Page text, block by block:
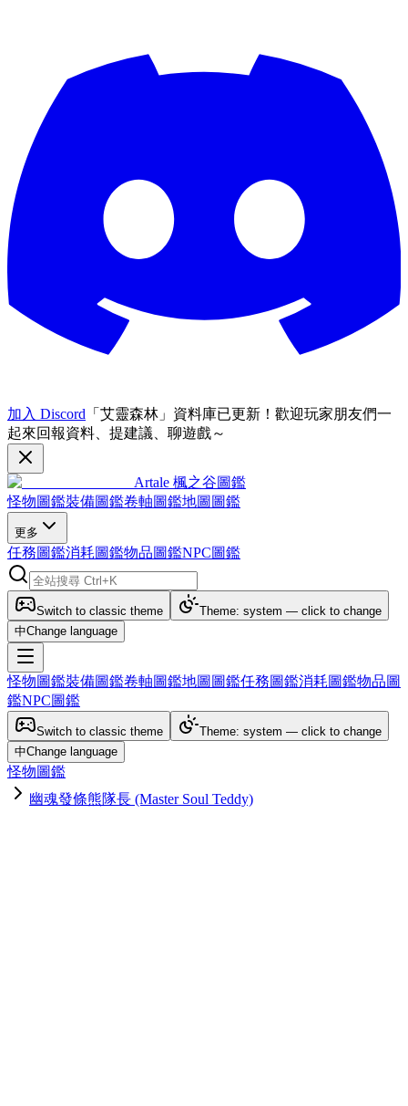
加入 Discord 「艾靈森林」資料庫已更新！歡迎玩家朋友們一
起來回報資料、提建議、聊遊戲～
Artale 楓之谷圖鑑
怪物圖鑑裝備圖鑑卷軸圖鑑地圖圖鑑
更多
任務圖鑑消耗圖鑑物品圖鑑NPC圖鑑
Switch to classic theme
Theme: system — click to change
中Change language
怪物圖鑑裝備圖鑑卷軸圖鑑地圖圖鑑任務圖鑑消耗圖鑑物品圖
鑑NPC圖鑑
Switch to classic theme
Theme: system — click to change
中Change language
怪物圖鑑
幽魂發條熊隊長 (Master Soul Teddy)